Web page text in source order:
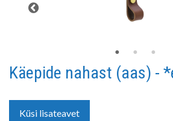
Käepide nahast (aas) -
Küsi lisateavet